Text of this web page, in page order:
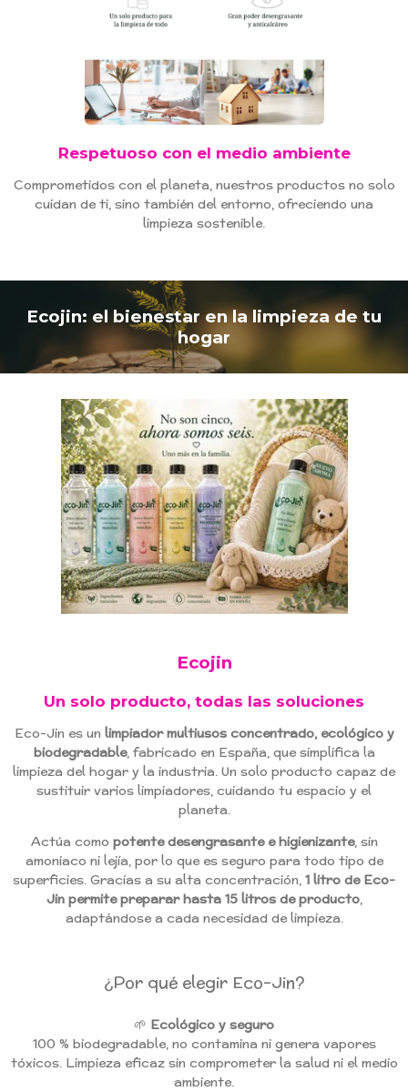
Respetuoso con el medio ambiente
Comprometidos con el planeta, nuestros productos no solo
cuidan de ti, sino también del entorno, ofreciendo una
limpieza sostenible.
Ecojin: el bienestar en la limpieza de tu
hogar
Ecojin
Un solo producto, todas las soluciones
Eco-Jin es un limpiador multiusos concentrado, ecológico y
biodegradable, fabricado en España, que simplifica la
limpieza del hogar y la industria. Un solo producto capaz de
sustituir varios limpiadores, cuidando tu espacio y el
planeta.
Actúa como potente desengrasante e higienizante, sin
amoniaco ni lejía, por lo que es seguro para todo tipo de
superficies. Gracias a su alta concentración, 1 litro de Eco-
Jin permite preparar hasta 15 litros de producto,
adaptándose a cada necesidad de limpieza.
¿Por qué elegir Eco-Jin?
🌱 Ecológico y seguro
100 % biodegradable, no contamina ni genera vapores
tóxicos. Limpieza eficaz sin comprometer la salud ni el medio
ambiente.